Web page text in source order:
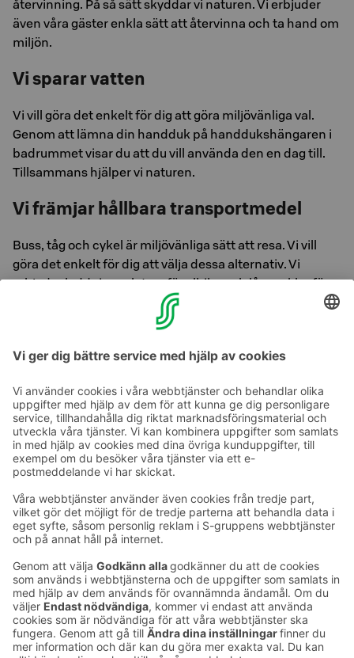
återvinning. På så sätt skyddar vi naturen. Vi erbjuder
även våra gäster enkla sätt att återvinna och ta hand om
miljön.
Vi sparar vatten
Vi vill göra det enkelt för dig att göra miljövänliga val.
Genom att lämna din handduk på handdukshängaren i
badrummet visar du att du vill använda den en dag till.
Tillsammans hjälper vi naturen.
Vi främjar hållbara transportmedel
Buss, tåg och cykel är miljövänliga sätt att resa. Vi vill
göra det enkelt för dig att välja dessa alternativ. Vi
erbjuder laddningsplatser för elbilar och lånecyklar för
att ta dig runt i närområdet. Fråga gärna i receptionen –
Läs mer om miljömärkningen Green Key >>
Ta kontakt
Kontaktuppgifter till hotellen
Feedback
Ge feedback
Sokos Hotels nyhetsbrev
nyhetsbrev
Du får Sokos Hotellens senaste
förmåner och nyheter till din e-
post varje månad.
Utmärkelser och certifikat
Sokos Hotels i sociala medier
Sokos
Hotels på
Sokos
Hotels på
Sokos
HotelsSokos
Hotels i